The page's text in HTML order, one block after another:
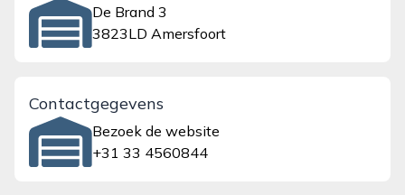
De Brand 3
3823LD Amersfoort
Contactgegevens
Bezoek de website
+31 33 4560844